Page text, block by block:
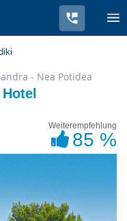
- Nea Potidea
Weiterempfehlung
85 %